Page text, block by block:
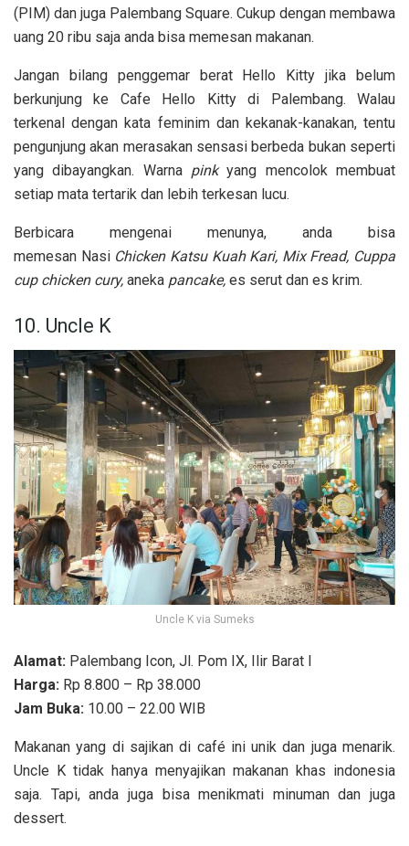
(PIM) dan juga Palembang Square. Cukup dengan membawa
uang 20 ribu saja anda bisa memesan makanan.
Jangan bilang penggemar berat Hello Kitty jika belum
berkunjung ke Cafe Hello Kitty di Palembang. Walau
terkenal dengan kata feminim dan kekanak-kanakan, tentu
pengunjung akan merasakan sensasi berbeda bukan seperti
yang dibayangkan. Warna pinkyang mencolok membuat
setiap mata tertarik dan lebih terkesan lucu.
Berbicara mengenai menunya, anda bisa
memesan Nasi Chicken Katsu Kuah Kari, Mix Fread, Cuppa
cup chicken cury, aneka pancake, es serut dan es krim.
10. Uncle K
Uncle K via Sumeks
Alamat: Palembang Icon, Jl. Pom IX, Ilir Barat I
Harga: Rp 8.800 – Rp 38.000
Jam Buka: 10.00 – 22.00 WIB
Makanan yang di sajikan di café ini unik dan juga menarik.
Uncle K tidak hanya menyajikan makanan khas indonesia
saja. Tapi, anda juga bisa menikmati minuman dan juga
dessert.